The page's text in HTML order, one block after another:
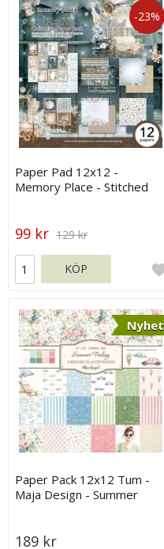
-23%
Paper Pad 12x12 -
Memory Place - Stitched
99 kr 129 kr
KÖP
Nyhet
Paper Pack 12x12 Tum -
Maja Design - Summer
189 kr